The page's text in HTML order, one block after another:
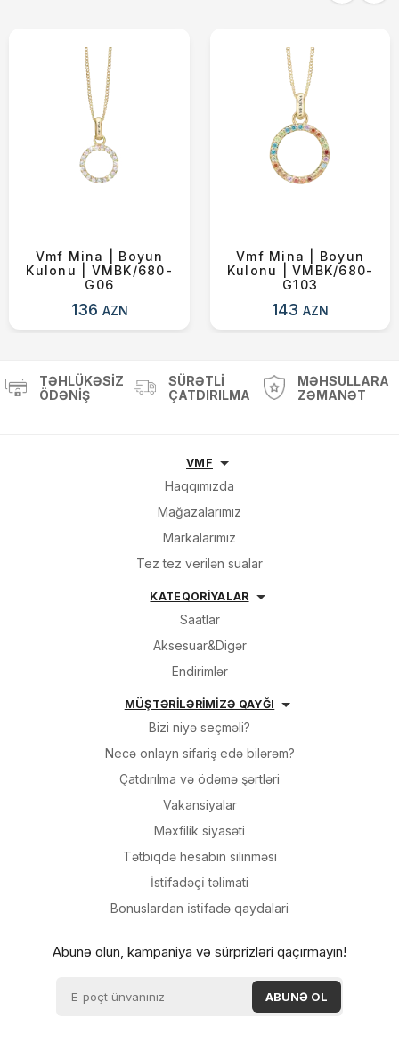
Vmf Mina | Boyun
Kulonu | VMBK/680-
G06
136 AZN
Vmf Mina | Boyun
Kulonu | VMBK/680-
G103
143AZN
TƏHLÜKƏSIZ
ÖDƏNIŞ
SÜRƏTLI
ÇATDIRILMA
MƏHSULLARA
ZƏMANƏT
VMF
Haqqımızda
Mağazalarımız
Markalarımız
Tez tez verilən sualar
KATEQORİYALAR
Saatlar
Aksesuar&Digər
Endirimlər
MÜŞTƏRİLƏRİMİZƏ QAYĞI
Bizi niyə seçməli?
Necə onlayn sifariş edə bilərəm?
Çatdırılma və ödəmə şərtləri
Vakansiyalar
Məxfilik siyasəti
Tətbiqdə hesabın silinməsi
İsti̇fadəçi̇ təli̇mati
Bonuslardan i̇sti̇fadə qaydalari
Abunə olun, kampaniya və sürprizləri qaçırmayın!